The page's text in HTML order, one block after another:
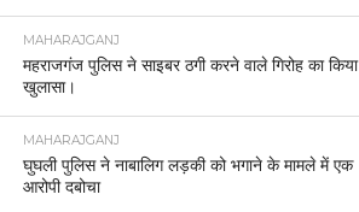
MAHARAJGANJ
महराजगंज पुलिस ने साइबर ठगी करने वाले गिरोह का किया
खुलासा।
MAHARAJGANJ
घुघली पुलिस ने नाबालिग लड़की को भगाने के मामले में एक
आरोपी दबोचा